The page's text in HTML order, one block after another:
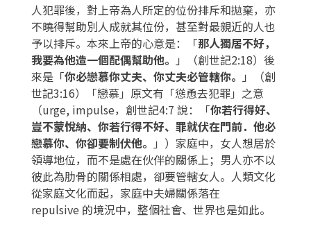
人犯罪後，對上帝為人所定的位份排斥和拋棄，亦
不曉得幫助別人成就其位份，甚至對最親近的人也
予以排斥。本來上帝的心意是：「那人獨居不好，
我要為他造一個配偶幫助他。 」（創世記2:18）後
來是「你必戀慕你丈夫、你丈夫必管轄你。 」（創
世記3:16）「戀慕」原文有「慫恿去犯罪」之意
（urge, impulse，創世記4:7 說：「你若行得好、
豈不蒙悅納、你若行得不好、罪就伏在門前．他必
戀慕你、你卻要制伏他。 」）家庭中，女人想居於
領導地位，而不是處在伙伴的關係上；男人亦不以
彼此為肋骨的關係相處，卻要管轄女人。人類文化
從家庭文化而起，家庭中夫婦關係落在
repulsive 的境況中，整個社會、世界也是如此。